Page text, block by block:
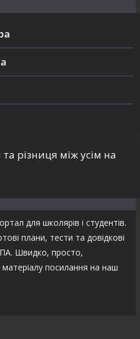
та різниця між усім на
для школярів і студентів.
плани, тести та довідкові
Швидко, просто,
посилання на наш